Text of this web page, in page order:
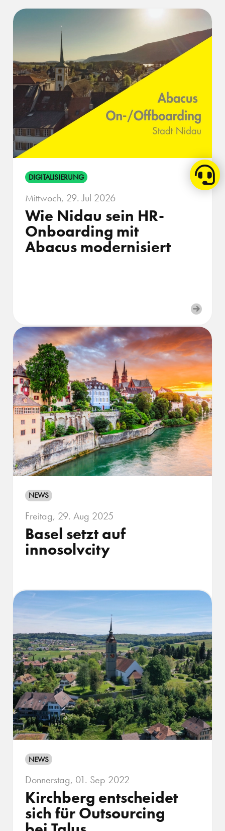
DIGITALISIERUNG
Mittwoch, 29. Jul 2026
Wie Nidau sein HR-
Onboarding mit
Abacus modernisiert
NEWS
Freitag, 29. Aug 2025
Basel setzt auf
innosolvcity
NEWS
Donnerstag, 01. Sep 2022
Kirchberg entscheidet
sich für Outsourcing